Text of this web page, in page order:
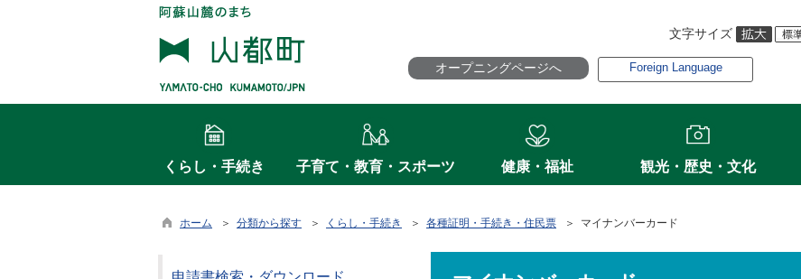
文字サイズ
オープニングページへ Foreign Language
くらし・手続き 子育て・教育・スポーツ 健康・福祉 観光・歴史・文化
ホーム ＞ 分類から探す ＞ くらし・手続き ＞ 各種証明・手続き・住民票 ＞ マイナンバーカード